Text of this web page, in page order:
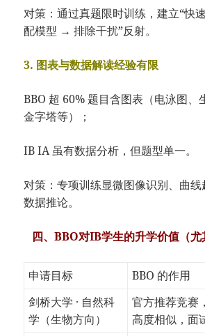
对策：通过真题限时训练，建立“快
配模型 → 排除干扰”反射。
3. 图表与数据解读经验有限
BBO 超 60% 题目含图表（电泳图、
金字塔等）；
IB IA 虽有数据分析，但题型单一。
对策：专项训练显微图像识别、曲
数据推论。
四、BBO对IB学生的升学价值（尤
申请目标
BBO 的作用
剑桥大学 · 自然科
学（生物方向）
官方推荐竞赛
高度相似，面